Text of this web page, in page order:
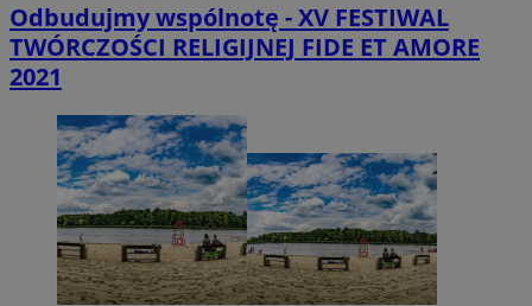
Odbudujmy wspólnotę - XV FESTIWAL
TWÓRCZOŚCI RELIGIJNEJ FIDE ET AMORE
2021